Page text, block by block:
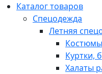
Каталог товаров
Спецодежда
Летняя
Куртки,
Халаты